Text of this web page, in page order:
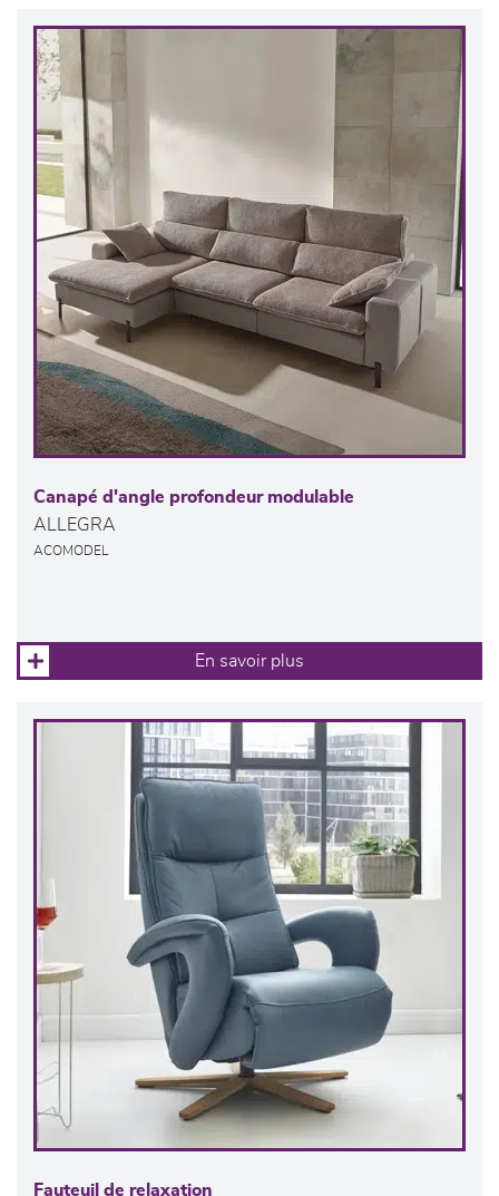
Canapé d'angle profondeur modulable
ALLEGRA
ACOMODEL
En savoir plus
Fauteuil de relaxation